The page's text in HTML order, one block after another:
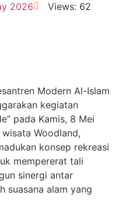
2026 Views: 62
Modern Al-Islam
kegiatan
pada Kamis, 8 Mei
Woodland,
konsep rekreasi
mempererat tali
sinergi antar
suasana alam yang